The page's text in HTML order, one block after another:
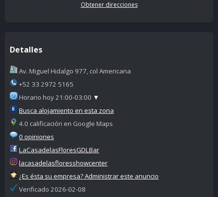
Obtener direcciones
Detalles
Av. Miguel Hidalgo 977, col Americana
+52 33 2972 5165
Horario hoy 21:00-03:00 ▼
Busca alojamiento en esta zona
4.0 calificación en Google Maps
0 opiniones
LaCasadelasFloresGDLBar
lacasadelasfloresshowcenter
¿Es ésta su empresa? Administrar este anuncio
Verificado 2026-02-08